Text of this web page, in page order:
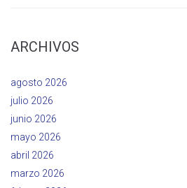
ARCHIVOS
agosto 2026
julio 2026
junio 2026
mayo 2026
abril 2026
marzo 2026